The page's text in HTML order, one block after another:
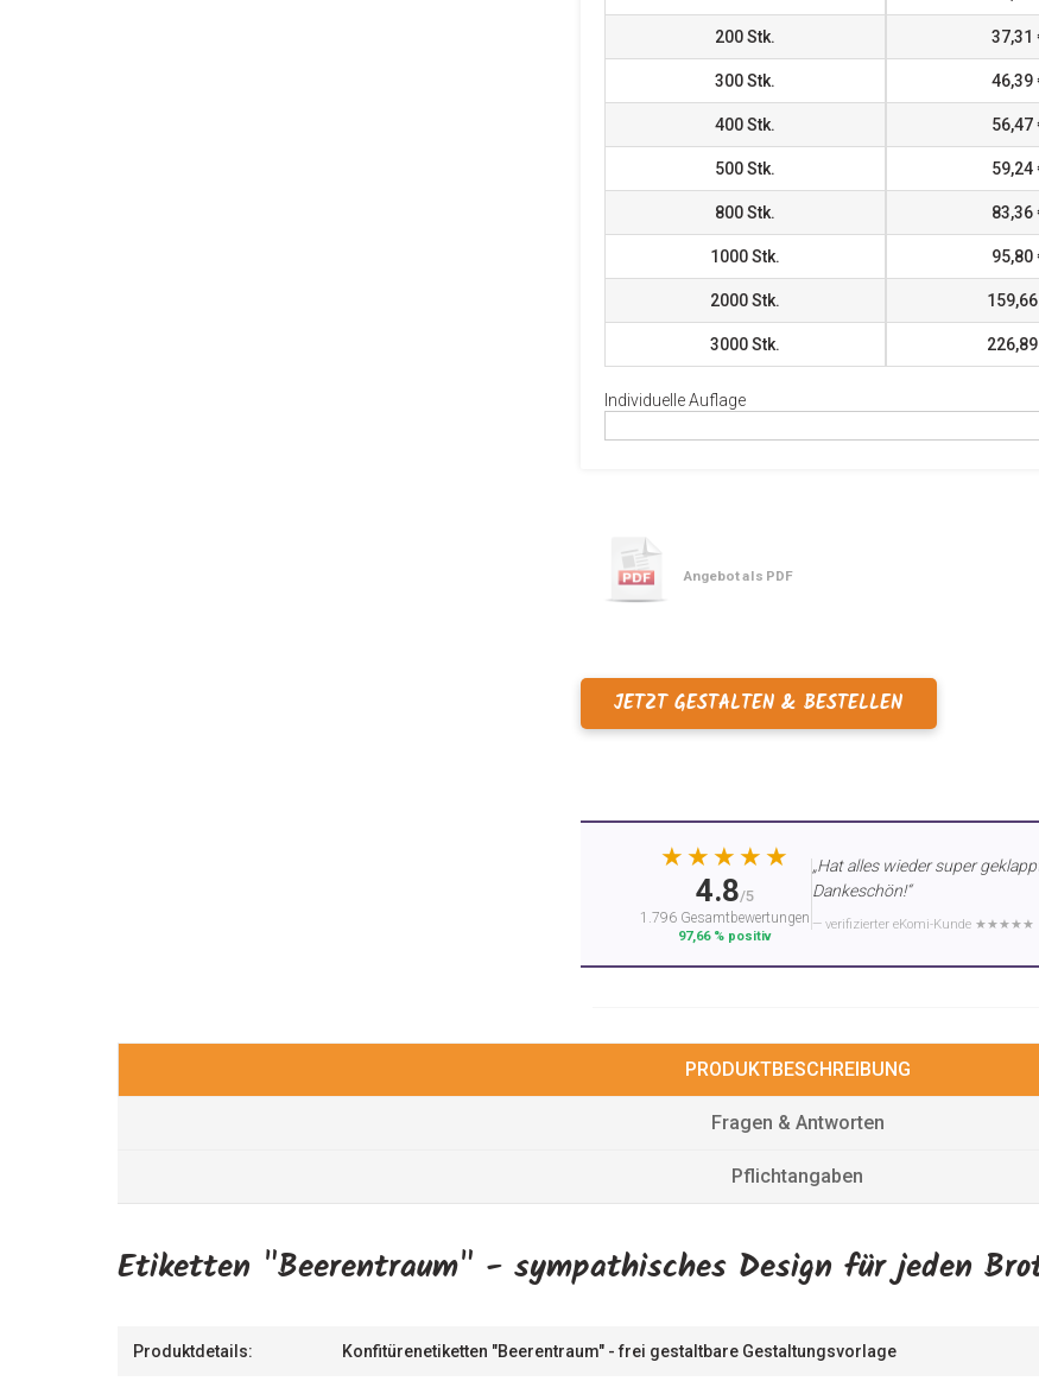
200Stk. 37,31
300Stk. 46,39
400Stk. 56,47
500Stk. 59,24
800Stk. 83,36
1000Stk. 95,80
2000Stk.
3000Stk.
Individuelle Auflage
Angebot als PDF
JETZT GESTALTEN & BESTELLEN
★★★★★
4.8/5
1.796 Gesamtbewertungen
97,66 % positiv
„Hat alles wieder super
Dankeschön!“
— verifizierter eKomi-Kunde ★★★★★
PRODUKTBESCHREIBUNG
Fragen & Antworten
Pflichtangaben
Etiketten "Beerentraum" - sympathisches Design für jeden
Produktdetails: Konfitürenetiketten "Beerentraum" - frei gestaltbare Gestaltungsvorlage